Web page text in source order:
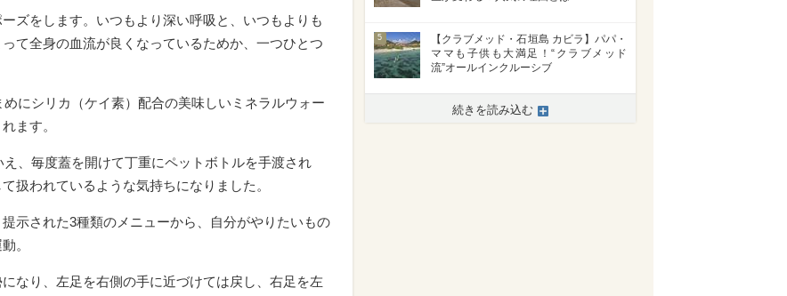
ズをします。いつもより深い呼吸と、いつもよりも
て全身の血流が良くなっているためか、一つひとつ
にシリカ（ケイ素）配合の美味しいミネラルウォー
ます。
、毎度蓋を開けて丁重にペットボトルを手渡され
扱われているような気持ちになりました。
示された3種類のメニューから、自分がやりたいもの
。
なり、左足を右側の手に近づけては戻し、右足を左
5
【クラブメッド・石垣島 カビラ】パパ・
ママも子供も大満足！“クラブメッド
流”オールインクルーシブ
続きを読み込む